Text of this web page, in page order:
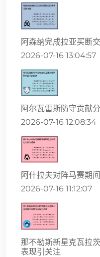
阿森纳完成拉亚买断
2026-07-16 13:04:57
阿尔瓦雷斯防守贡献
2026-07-16 12:08:34
阿什拉夫对阵马赛期
2026-07-16 11:12:07
那不勒斯新星克瓦拉
表现引关注